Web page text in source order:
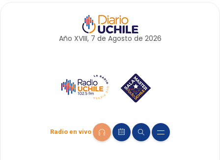
Año XVIII, 7 de Agosto de 2026
Radio en vivo